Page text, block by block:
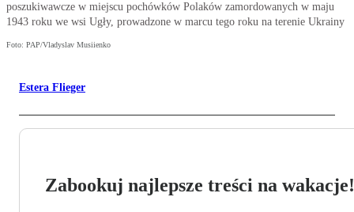
poszukiwawcze w miejscu pochówków Polaków zamordowanych w maju
1943 roku we wsi Ugły, prowadzone w marcu tego roku na terenie Ukrainy
Foto: PAP/Vladyslav Musiienko
Estera Flieger
Zabookuj najlepsze treści na wakacje!